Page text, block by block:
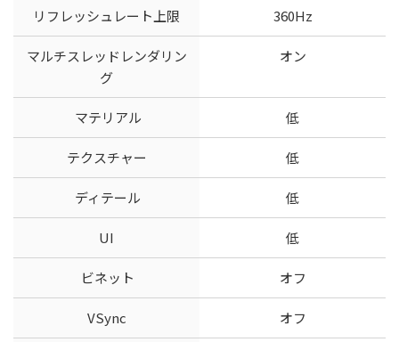
リフレッシュレート上限 360Hz
マルチスレッドレンダリン
グ
オン
マテリアル 低
テクスチャー 低
ディテール 低
UI 低
ビネット オフ
VSync オフ